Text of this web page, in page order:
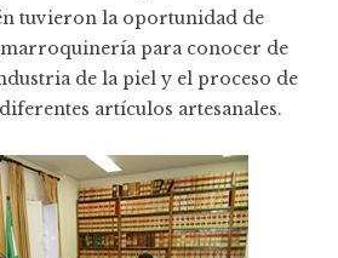
tuvieron la oportunidad de
para conocer de
de la piel y el proceso de
artículos artesanales.